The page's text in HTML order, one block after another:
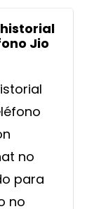
Jio
no
para
no